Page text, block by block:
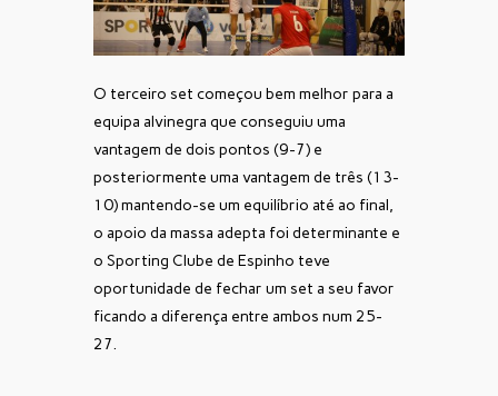
O terceiro set começou bem melhor para a
equipa alvinegra que conseguiu uma
vantagem de dois pontos (9-7) e
posteriormente uma vantagem de três (13-
10) mantendo-se um equilíbrio até ao final,
o apoio da massa adepta foi determinante e
o Sporting Clube de Espinho teve
oportunidade de fechar um set a seu favor
ficando a diferença entre ambos num 25-
27.